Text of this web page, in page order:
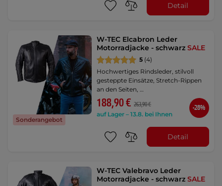
Detail
Sonderangebot
W-TEC Elcabron Leder
Motorradjacke - schwarzSALE
5 (4)
Hochwertiges Rindsleder, stilvoll
gesteppte Einsätze, Stretch-Rippen
an den Seiten, …
188,90 € 263,90 €
auf Lager – 13.8. bei Ihnen
-28%
Detail
W-TEC Valebravo Leder
Motorradjacke - schwarzSALE